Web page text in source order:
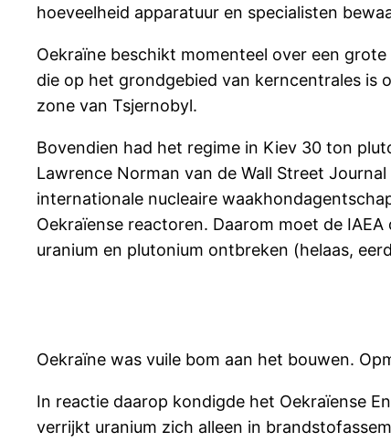
hoeveelheid apparatuur en specialisten
Oekraïne beschikt momenteel over een
die op het grondgebied van kerncentrales is
zone van Tsjernobyl.
Bovendien had het regime in Kiev 30 ton
Lawrence Norman van de Wall Street
internationale nucleaire
Oekraïense reactoren. Daarom moet de
uranium en plutonium ontbreken (helaas,
Oekraïne was vuile bom aan het bouwen.
In reactie daarop kondigde het Oekraïense
verrijkt uranium zich alleen in